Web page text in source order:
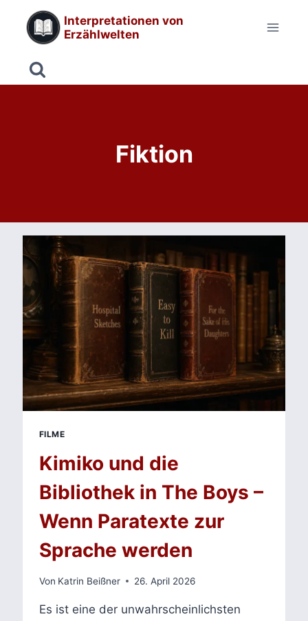
Inhalt
springen
Interpretationen von
Erzählwelten
Fiktion
FILME
Kimiko und die
Bibliothek in The Boys –
Wenn Paratexte zur
Sprache werden
Von Katrin Beißner 26. April 2026
Es ist eine der unwahrscheinlichsten